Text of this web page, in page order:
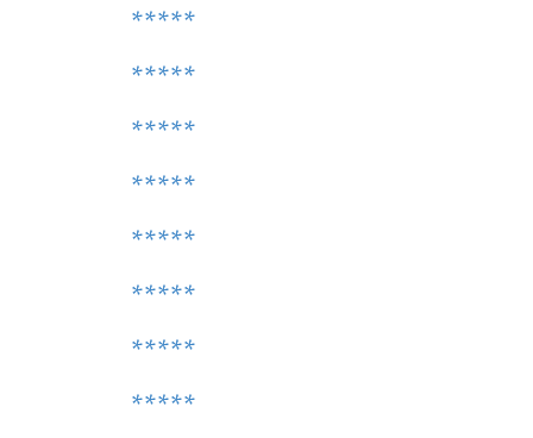
*****
*****
*****
*****
*****
*****
*****
*****